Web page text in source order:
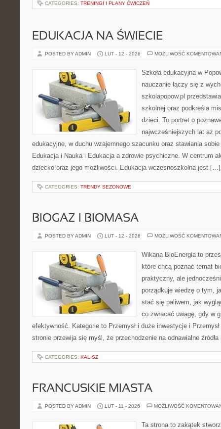
CATEGORIES: TRENINGI I PLANY ĆWICZEŃ
EDUKACJA NA ŚWIECIE
POSTED BY ADMIN LUT - 12 - 2026 MOŻLIWOŚĆ
Szkoła edukacyjna w
nauczanie łączy się z
szkolapopow.pl
szkolnej oraz podkreśla
dzieci. To portret o
najwcześniejszych lat aż
edukacyjne, w duchu wzajemnego szacunku oraz stawiania
Edukacja i Nauka i Edukacja a zdrowie psychiczne. W centrum
dziecko oraz jego możliwości. Edukacja wczesnoszkolna jest […]
CATEGORIES: TRENDY SEZONOWE
BIOGAZ I BIOMASA
POSTED BY ADMIN LUT - 12 - 2026 MOŻLIWOŚĆ
Wikana BioEnergia to
które chcą poznać temat
praktyczny, ale
porządkuje wiedzę o tym,
stać się paliwem, jak
co zwracać uwagę, gdy w
efektywność. Kategorie to Przemysł i duże inwestycje i
stronie przewija się myśl, że przechodzenie na odnawialne
CATEGORIES: KALISZ
FRANCUSKIE MIASTA
POSTED BY ADMIN LUT - 11 - 2026 MOŻLIWOŚĆ
Ta strona to zakątek